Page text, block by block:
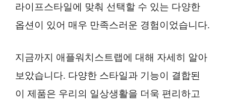
라이프스타일에 맞춰 선택할 수 있는 다양한
옵션이 있어 매우 만족스러운 경험이었습니다.
지금까지 애플워치스트랩에 대해 자세히 알아
보았습니다. 다양한 스타일과 기능이 결합된
이 제품은 우리의 일상생활을 더욱 편리하고